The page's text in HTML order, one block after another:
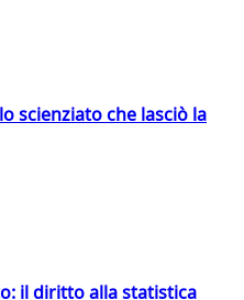
scienziato che lasciò la
il diritto alla statistica